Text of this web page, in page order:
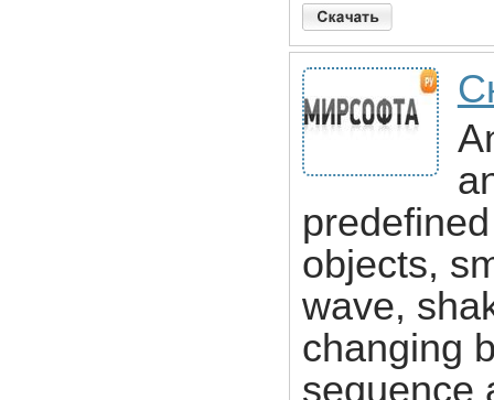
objects,
wave,
changing
sequence